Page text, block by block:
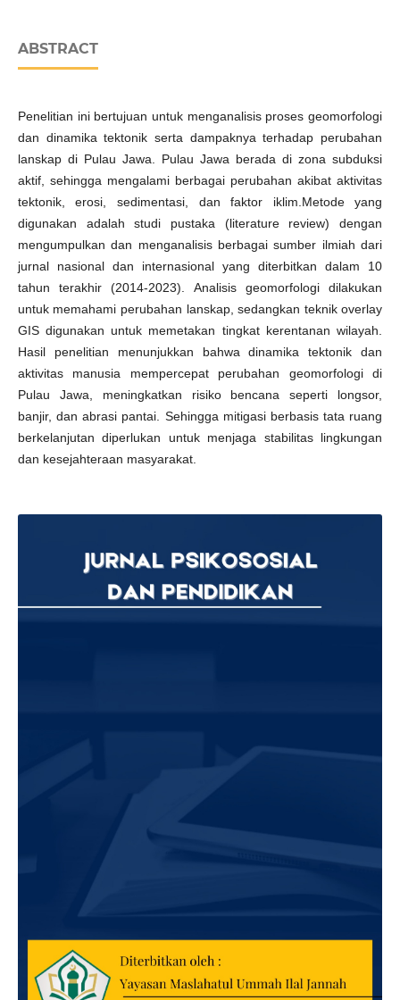
ABSTRACT
Penelitian ini bertujuan untuk menganalisis proses geomorfologi
dan dinamika tektonik serta dampaknya terhadap perubahan
lanskap di Pulau Jawa. Pulau Jawa berada di zona subduksi
aktif, sehingga mengalami berbagai perubahan akibat aktivitas
tektonik, erosi, sedimentasi, dan faktor iklim.Metode yang
digunakan adalah studi pustaka (literature review) dengan
mengumpulkan dan menganalisis berbagai sumber ilmiah dari
jurnal nasional dan internasional yang diterbitkan dalam 10
tahun terakhir (2014-2023). Analisis geomorfologi dilakukan
untuk memahami perubahan lanskap, sedangkan teknik overlay
GIS digunakan untuk memetakan tingkat kerentanan wilayah.
Hasil penelitian menunjukkan bahwa dinamika tektonik dan
aktivitas manusia mempercepat perubahan geomorfologi di
Pulau Jawa, meningkatkan risiko bencana seperti longsor,
banjir, dan abrasi pantai. Sehingga mitigasi berbasis tata ruang
berkelanjutan diperlukan untuk menjaga stabilitas lingkungan
dan kesejahteraan masyarakat.